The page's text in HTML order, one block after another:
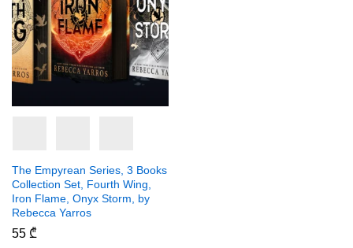
The Empyrean Series, 3 Books
Collection Set, Fourth Wing,
Iron Flame, Onyx Storm, by
Rebecca Yarros
55 ₾